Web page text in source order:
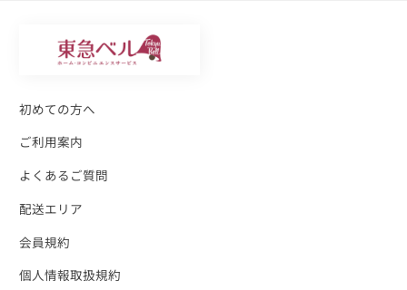
初めての方へ
ご利用案内
よくあるご質問
配送エリア
会員規約
個人情報取扱規約